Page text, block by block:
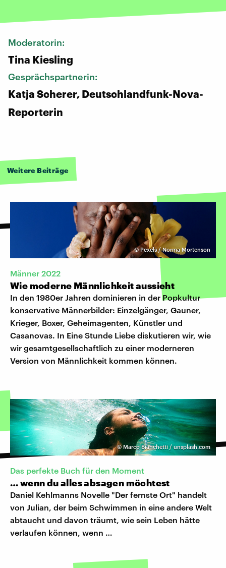
Moderatorin:
Tina Kiesling
Gesprächspartnerin:
Katja Scherer, Deutschlandfunk-Nova-
Reporterin
Weitere Beiträge
©Pexels / Norma Mortenson
Männer 2022
Wie moderne Männlichkeit aussieht
In den 1980er Jahren dominieren in der Popkultur
konservative Männerbilder: Einzelgänger, Gauner,
Krieger, Boxer, Geheimagenten, Künstler und
Casanovas. In Eine Stunde Liebe diskutieren wir, wie
wir gesamtgesellschaftlich zu einer moderneren
Version von Männlichkeit kommen können.
©Marco Bianchetti / unsplash.com
Das perfekte Buch für den Moment
… wenn du alles absagen möchtest
Daniel Kehlmanns Novelle "Der fernste Ort" handelt
von Julian, der beim Schwimmen in eine andere Welt
abtaucht und davon träumt, wie sein Leben hätte
verlaufen können, wenn …